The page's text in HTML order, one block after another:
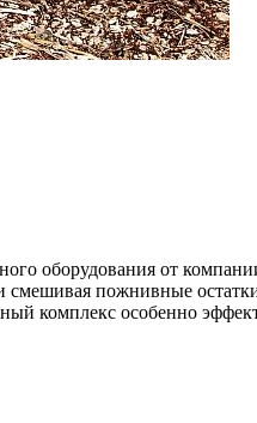
оборудования от
пожнивные
комплекс особенно